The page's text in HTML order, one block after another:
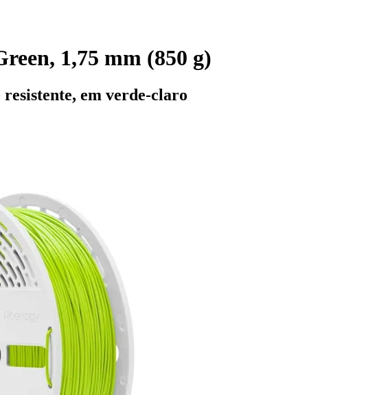
1,75 mm (850 g)
em verde-claro